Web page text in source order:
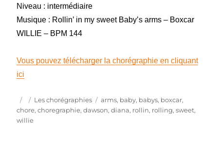
Niveau : intermédiaire
Musique : Rollin’ in my sweet Baby’s arms – Boxcar
WILLIE – BPM 144
Vous pouvez télécharger la chorégraphie en cliquant
ici
Publié
le
Catégories
Les chorégraphies Étiquettes
arms, baby, babys, boxcar,
chore,choregraphie,dawson,diana, rollin, rolling,sweet,
willie